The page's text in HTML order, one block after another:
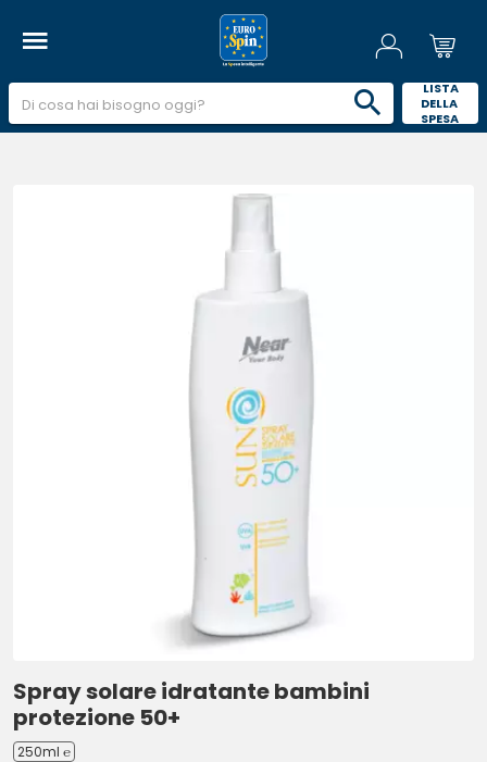
LISTA
DELLA
SPESA
Spray solare idratante bambini
protezione 50+
250ml ℮